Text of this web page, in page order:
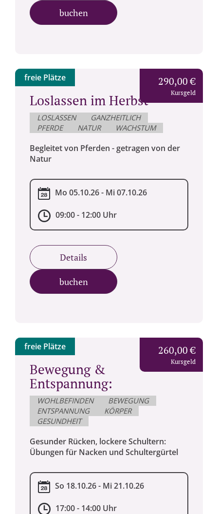
buchen
freie Plätze 290,00 €
Kursgeld
Loslassen im Herbst -
LOSLASSEN
GANZHEITLICH
PFERDE
NATUR WACHSTUM
Begleitet von Pferden - getragen von der
Natur
Mo 05.10.26 - Mi 07.10.26
09:00 - 12:00 Uhr
Details
buchen
freie Plätze 260,00 €
Kursgeld
Bewegung &
Entspannung:
WOHLBEFINDEN
BEWEGUNG
ENTSPANNUNG
KÖRPER
GESUNDHEIT
Gesunder Rücken, lockere Schultern:
Übungen für Nacken und Schultergürtel
So 18.10.26 - Mi 21.10.26
17:00 - 14:00 Uhr